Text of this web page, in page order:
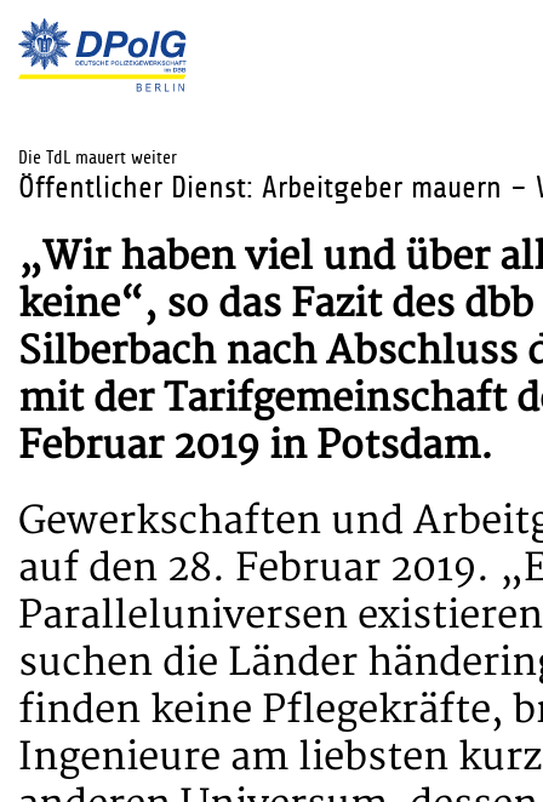
Die TdL mauert weiter
Öffentlicher Dienst: Arbeitgeber mauern –
„Wir haben viel und über
keine“, so das Fazit des
Silberbach nach
mit der Tarifgemeinschaft
Februar 2019 in Potsdam.
Gewerkschaften und
auf den 28. Februar 2019.
Paralleluniversen
suchen die Länder
finden keine Pflegekräfte,
Ingenieure am liebsten